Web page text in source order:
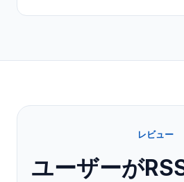
レビュー
ユーザーが